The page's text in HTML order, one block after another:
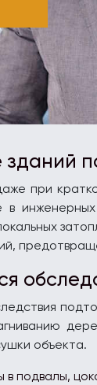
при
в
объекта.
в подвалы,